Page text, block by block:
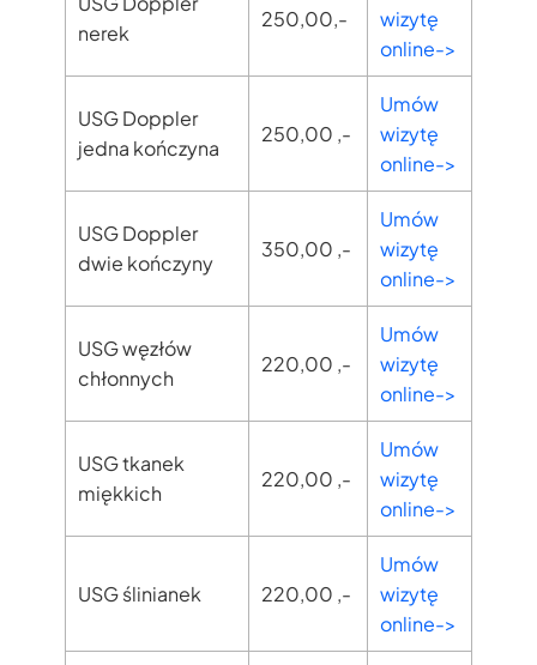
nerek
250,00,-
wizytę
online->
USG Doppler
jedna kończyna
250,00 ,-
Umów
wizytę
online->
USG Doppler
dwie kończyny
350,00 ,-
Umów
wizytę
online->
USG węzłów
chłonnych
220,00 ,-
Umów
wizytę
online->
USG tkanek
miękkich
220,00 ,-
Umów
wizytę
online->
USG ślinianek 220,00 ,-
Umów
wizytę
online->